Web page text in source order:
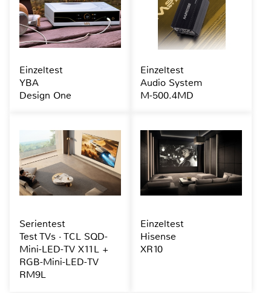
Einzeltest
YBA
Design One
Einzeltest
Audio System
M-500.4MD
Serientest
Test TVs · TCL SQD-
Mini-LED-TV X11L +
RGB-Mini-LED-TV
RM9L
Einzeltest
Hisense
XR10